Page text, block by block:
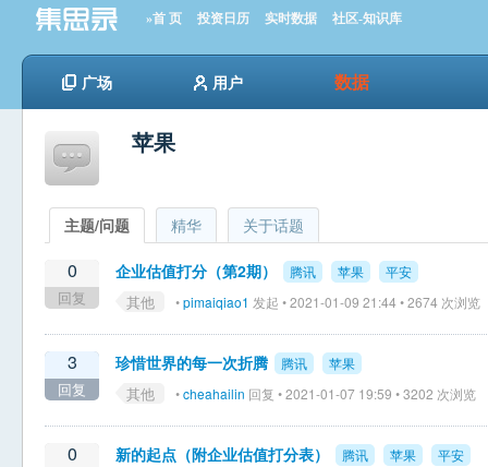
»首 页 投资日历 实时数据 社区-知识库
广场 用户 数据
苹果
主题/问题 精华 关于话题
0
回复
企业估值打分（第2期） 腾讯 苹果 平安
其他 •pimaiqiao1 发起 • 2021-01-09 21:44 • 2674 次浏览
3
回复
珍惜世界的每一次折腾 腾讯 苹果
其他 •cheahailin 回复 • 2021-01-07 19:59 • 3202 次浏览
0 新的起点（附企业估值打分表） 腾讯 苹果 平安